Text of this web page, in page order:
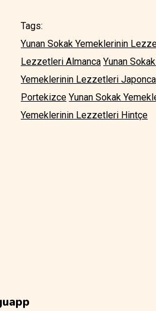
Tags:
Yunan Sokak Yemeklerinin
Lezzetleri Almanca Yunan
Yemeklerinin Lezzetleri Japonca
Portekizce Yunan Sokak
Yemeklerinin Lezzetleri Hintçe